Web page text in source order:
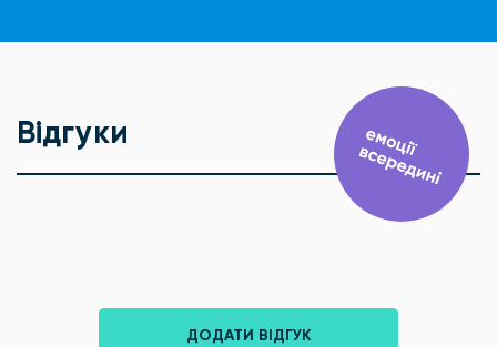
Відгуки
ДОДАТИ ВІДГУК